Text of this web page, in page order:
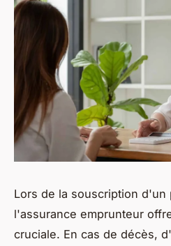
Lors de la souscription d'un
l'assurance emprunteur
cruciale. En cas de décès,